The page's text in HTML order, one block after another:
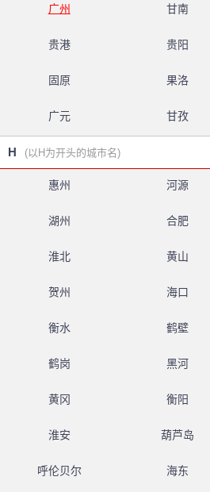
广州 甘南
贵港 贵阳
固原 果洛
广元 甘孜
H (以H为开头的城市名)
惠州 河源
湖州 合肥
淮北 黄山
贺州 海口
衡水 鹤壁
鹤岗 黑河
黄冈 衡阳
淮安 葫芦岛
呼伦贝尔 海东